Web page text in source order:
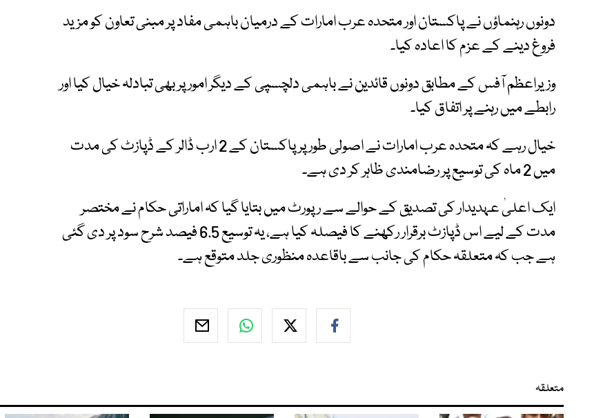
دونوں رہنماؤں نے پاکستان اور متحدہ عرب امارات کے درمیان باہمی مفاد پر مبنی تعاون کو مزید
فروغ دینے کے عزم کا اعادہ کیا۔
وزیراعظم آفس کے مطابق دونوں قائدین نے باہمی دلچسپی کے دیگر امور پر بھی تبادلہ خیال کیا اور
رابطے میں رہنے پر اتفاق کیا۔
خیال رہے کہ متحدہ عرب امارات نے اصولی طور پر پاکستان کے 2 ارب ڈالر کے ڈپازٹ کی مدت
میں 2 ماہ کی توسیع پر رضامندی ظاہر کر دی ہے۔
ایک اعلیٰ عہدیدار کی تصدیق کے حوالے سے رپورٹ میں بتایا گیا کہ اماراتی حکام نے مختصر
مدت کے لیے اس ڈپازٹ برقرار رکھنے کا فیصلہ کیا ہے، یہ توسیع 6.5 فیصد شرح سود پر دی گئی
ہے جب کہ متعلقہ حکام کی جانب سے باقاعدہ منظوری جلد متوقع ہے۔
متعلقہ